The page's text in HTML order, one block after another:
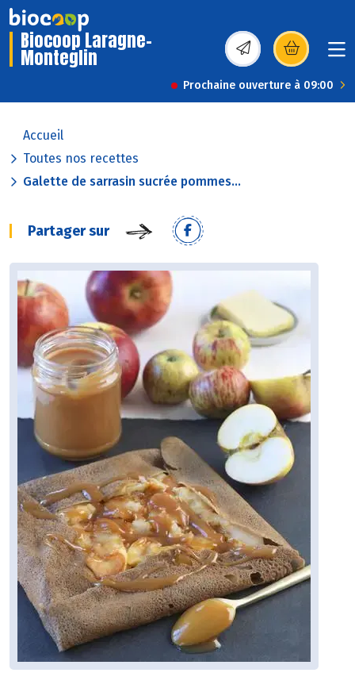
Biocoop Laragne-
Monteglin (s’ouvre dans une
Prochaine ouverture à 09:00
Accueil
Toutes nos recettes
Galette de sarrasin sucrée pommes...
Partager sur